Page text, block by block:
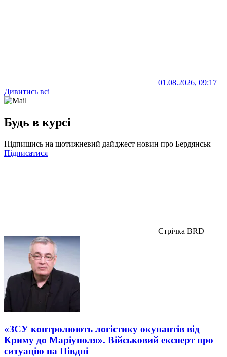
01.08.2026, 09:17
Дивитись всі
Будь в курсі
Підпишись на щотижневий дайджест новин про Бердянськ
Підписатися
Стрічка BRD
«ЗСУ контролюють логістику окупантів від
Криму до Маріуполя». Військовий експерт про
ситуацію на Півдні